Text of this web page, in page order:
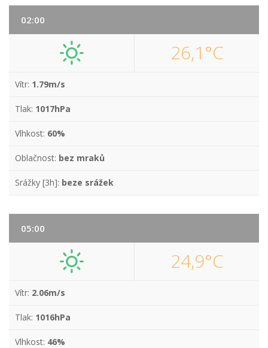
02:00
26,1°C
Vítr: 1.79m/s
Tlak: 1017hPa
Vlhkost: 60%
Oblačnost: bez mraků
Srážky [3h]: beze srážek
05:00
24,9°C
Vítr: 2.06m/s
Tlak: 1016hPa
Vlhkost: 46%